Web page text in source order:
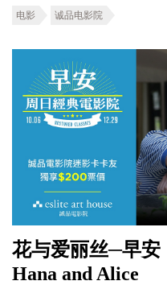
电影 诚品电影院
花与爱丽丝─早安
Hana and Alice